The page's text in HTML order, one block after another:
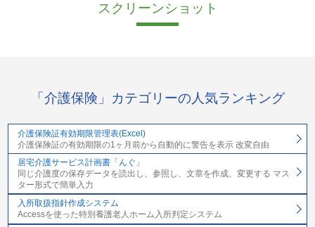
スクリーンショット
「介護保険」カテゴリーの人気ランキング
介護保険証有効期限管理表(Excel)
介護保険証の有効期限の1ヶ月前から自動的に警告を表示 改変自由
居宅介護サービス計画書「んぐ」
同じ介護度の保存データを読出し、参照し、文章を作成、変更する マス
ター形式で簡単入力
入所取扱指針作成システム
Accessを使った特別養護老人ホーム入所判定システム